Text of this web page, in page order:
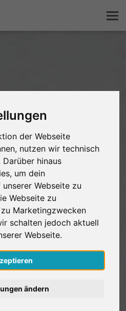
der Webseite
nutzen wir technisch
hinaus
um dein
Webseite zu
Webseite zu
Marketingzwecken
schalten jedoch aktuell
Webseite.
ändern
Forschung entdecken
FAQ
Kostenlos registrieren
Anmelden
English
Nederlands